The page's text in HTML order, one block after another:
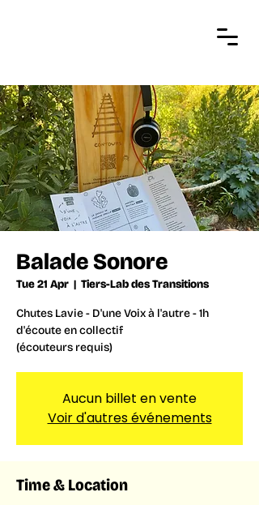
Balade Sonore
Tue 21 Apr
  |
Tiers-Lab des Transitions
Chutes Lavie - D'une Voix à l'autre - 1h
d'écoute en collectif
(écouteurs requis)
Aucun billet en vente
Voir d'autres événements
Time & Location